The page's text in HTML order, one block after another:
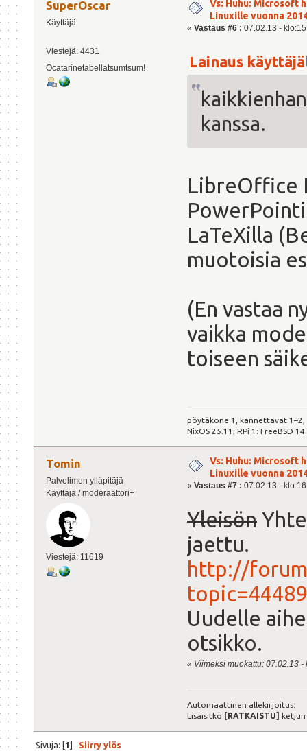
SuperOscar
Käyttäjä
Viestejä: 4431
Ocatarinetabellatsumtsum!
Vs: Huhu: Microsoft
Linuxille vuonna
« Vastaus #6 : 07.02.13 -
Lainaus
kanssa.
LibreOffice
LaTeXilla
muotoisia
(En vastaa
vaikka
toiseen
pöytäkone 1, kannettavat 1–2,
NixOS 25.11; RPi 1: FreeBSD
Tomin
Palvelimen ylläpitäjä
Käyttäjä / moderaattori+
Viestejä: 11619
Vs: Huhu: Microsoft
Linuxille vuonna
« Vastaus #7 : 07.02.13 -
Yleisön
jaettu.
http://
Uudelle
otsikko.
« Viimeksi muokattu: 07.02.13
Automaattinen allekirjoitus:
Lisäisitkö [RATKAISTU] ketjun
Sivuja: [1] Siirry ylös